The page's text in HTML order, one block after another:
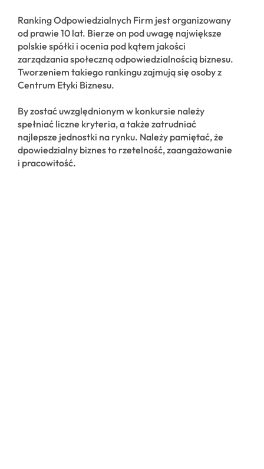
Ranking Odpowiedzialnych Firm jest organizowany
od prawie 10 lat. Bierze on pod uwagę największe
polskie spółki i ocenia pod kątem jakości
zarządzania społeczną odpowiedzialnością biznesu.
Tworzeniem takiego rankingu zajmują się osoby z
Centrum Etyki Biznesu.
By zostać uwzględnionym w konkursie należy
spełniać liczne kryteria, a także zatrudniać
najlepsze jednostki na rynku. Należy pamiętać, że
dpowiedzialny biznes to rzetelność, zaangażowanie
i pracowitość.